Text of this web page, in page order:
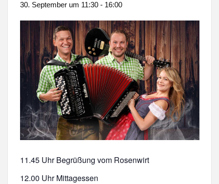
30. September um 11:30- 16:00
11.45 Uhr Begrüßung vom Rosenwirt
12.00 Uhr Mittagessen